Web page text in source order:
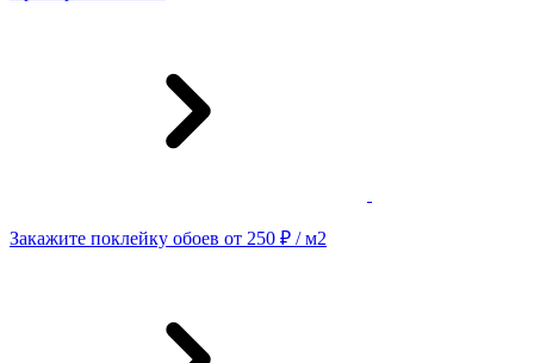
Закажите поклейку обоев от 250 ₽ / м2